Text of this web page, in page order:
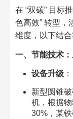
在 “双碳” 目标
色高效” 转型，
维度，以下结
一、节能技术
设备升级：​
新型圆锥
机，根据
30%，某